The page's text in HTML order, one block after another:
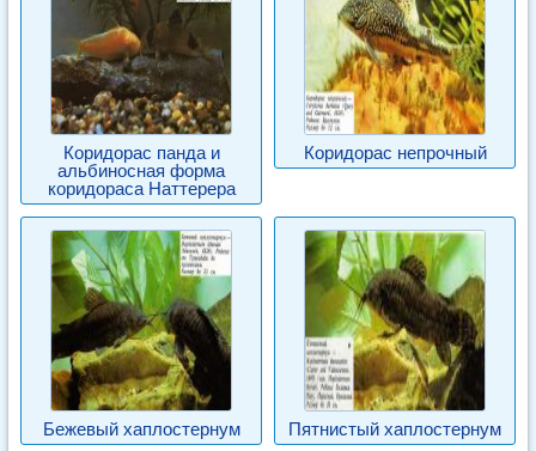
Коридорас панда и
альбиносная форма
коридораса Наттерера
Коридорас непрочный
Бежевый хаплостернум Пятнистый хаплостернум